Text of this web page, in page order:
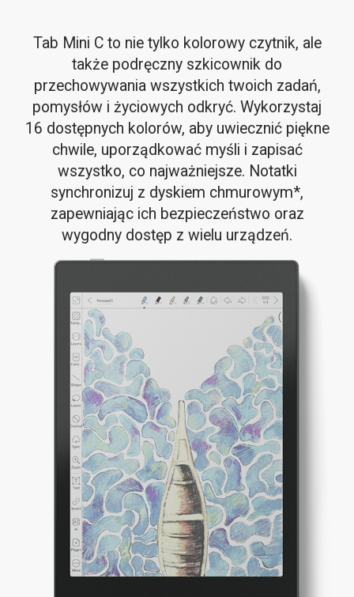
Tab Mini C to nie tylko kolorowy czytnik, ale
także podręczny szkicownik do
przechowywania wszystkich twoich zadań,
pomysłów i życiowych odkryć. Wykorzystaj
16 dostępnych kolorów, aby uwiecznić piękne
chwile, uporządkować myśli i zapisać
wszystko, co najważniejsze. Notatki
synchronizuj z dyskiem chmurowym*,
zapewniając ich bezpieczeństwo oraz
wygodny dostęp z wielu urządzeń.